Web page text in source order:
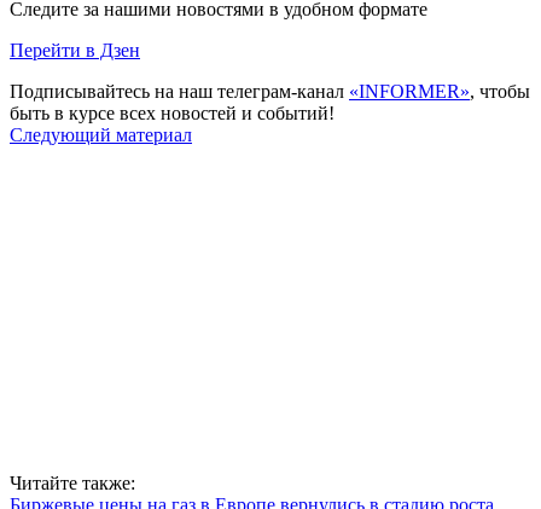
Следите за нашими новостями в удобном формате
Перейти в Дзен
Подписывайтесь на наш телеграм-канал «INFORMER», чтобы
быть в курсе всех новостей и событий!
Следующий материал
Читайте также:
Биржевые цены на газ в Европе вернулись в стадию роста